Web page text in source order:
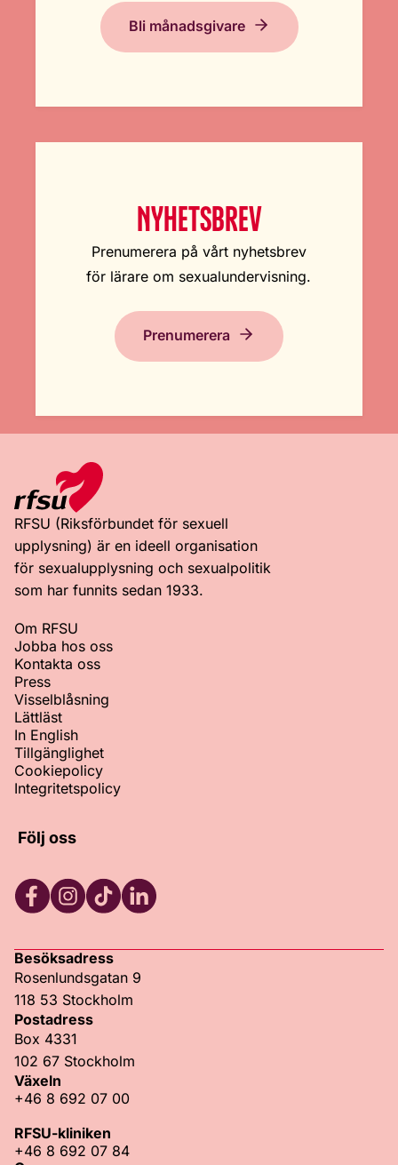
Bli månadsgivare
NYHETSBREV
Prenumerera på vårt nyhetsbrev
för lärare om sexualundervisning.
Prenumerera
RFSU (Riksförbundet för sexuell
upplysning) är en ideell organisation
för sexualupplysning och sexualpolitik
som har funnits sedan 1933.
Om RFSU
Jobba hos oss
Kontakta oss
Press
Visselblåsning
Lättläst
In English
Tillgänglighet
Cookiepolicy
Integritetspolicy
Följ oss
Besöksadress
Rosenlundsgatan 9
118 53 Stockholm
Postadress
Box 4331
102 67 Stockholm
Växeln
+46 8 692 07 00
RFSU-kliniken
+46 8 692 07 84